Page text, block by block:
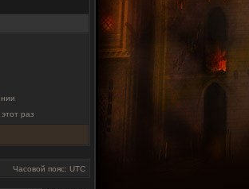
раз
Часовой пояс: UTC